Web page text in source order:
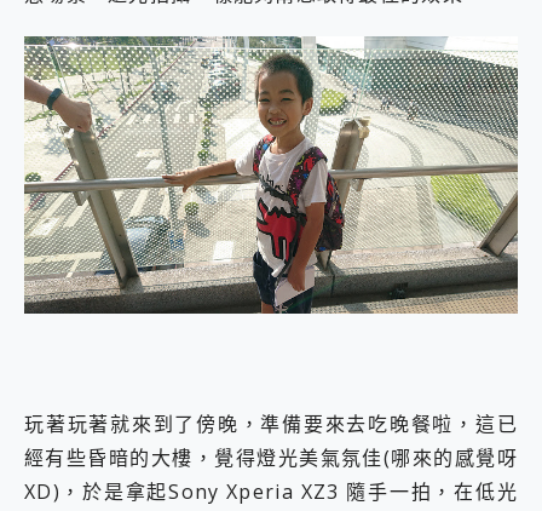
玩著玩著就來到了傍晚，準備要來去吃晚餐啦，這已
經有些昏暗的大樓，覺得燈光美氣氛佳(哪來的感覺呀
XD)，於是拿起Sony Xperia XZ3 隨手一拍，在低光